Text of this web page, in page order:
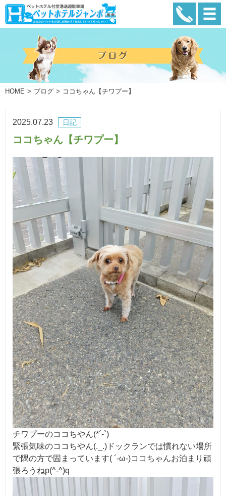
HOME ブログ ココちゃん【チワプー】
日記
2025.07.23
ココちゃん【チワプー】
チワプーのココちやん(*´-`)
緊張気味のココちやん(._.)ドックランでは慣れない場所
で隅の方で固まっています( ´-ω-)ココちゃんお泊まり頑
張ろうねp(^-^)q